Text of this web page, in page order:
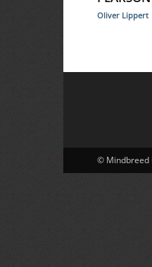
Oliver Lippert
© Mindbreed